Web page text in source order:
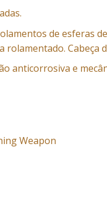
de esferas
rolamentado. Cabeça
anticorrosiva e
Weapon